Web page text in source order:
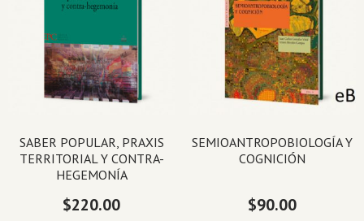
SABER POPULAR, PRAXIS
TERRITORIAL Y CONTRA-
HEGEMONÍA
$220.00
SEMIOANTROPOBIOLOGÍA Y
COGNICIÓN
$90.00